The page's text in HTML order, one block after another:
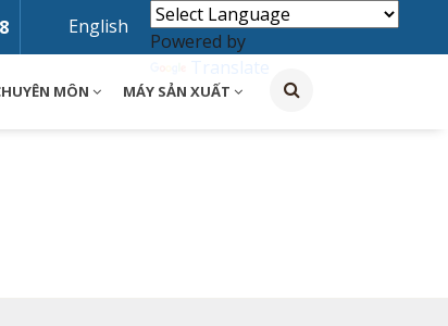
Powered by
Translate
English
MÔN MÁY SẢN XUẤT